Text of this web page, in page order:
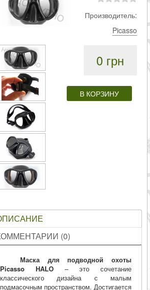
Производитель:
Picasso
0 грн
(0)
Маска для подводной охоты
Picasso HALO– это сочетание
классического дизайна с малым
подмасочным пространством. Достигается